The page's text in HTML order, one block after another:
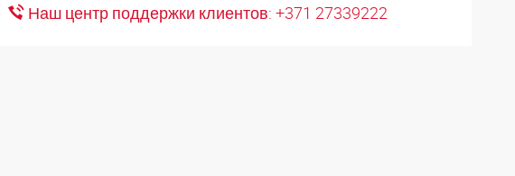
Наш центр поддержки клиентов: +371 27339222